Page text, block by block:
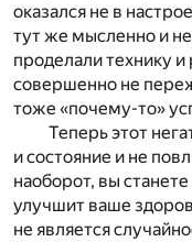
оказался не в
тут же мысленно и
проделали технику
совершенно не
тоже «почему-то»
Теперь этот
и состояние и не
наоборот, вы
улучшит ваше
не является